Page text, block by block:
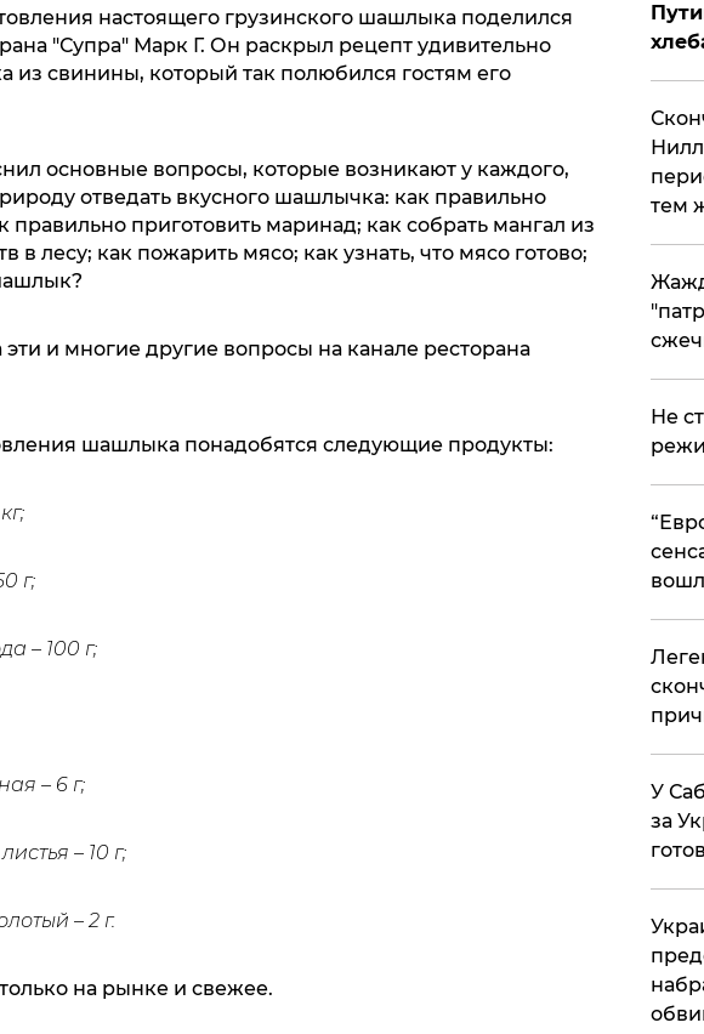
настоящего грузинского шашлыка поделился
"Супра" Марк Г. Он раскрыл рецепт удивительно
из свинины, который так полюбился гостям его
основные вопросы, которые возникают у каждого,
отведать вкусного шашлычка: как правильно
правильно приготовить маринад; как собрать мангал из
в лесу; как пожарить мясо; как узнать, что мясо готово;
и многие другие вопросы на канале ресторана
шашлыка понадобятся следующие продукты:
г;
– 100 г;
– 6 г;
– 10 г;
– 2 г.
на рынке и свежее.
тем
Не
У
за